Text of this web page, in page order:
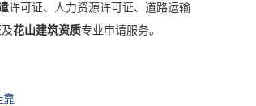
许可证、人力资源许可证、道路运输
花山建筑资质专业申请服务。
靠